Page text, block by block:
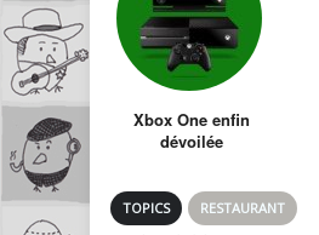
Xbox One enfin
dévoilée
TOPICS RESTAURANT